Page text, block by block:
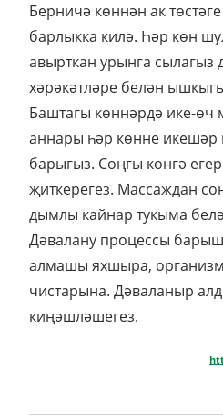
Берничә көннән ак
барлыкка килә. Һәр көн
авырткан урынга сылагыз
хәрәкәтләре белән
Баштагы көннәрдә ике-өч
аннары һәр көнне икешәр
барыгыз. Соңгы көнгә
җиткерегез. Массаждан
дымлы кайнар тукыма
Дәвалану процессы
алмашы яхшыра,
чистарына. Дәваланыр
киңәшләшегез.